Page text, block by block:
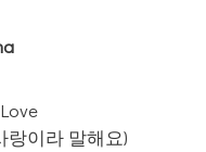
랑이라 말해요)